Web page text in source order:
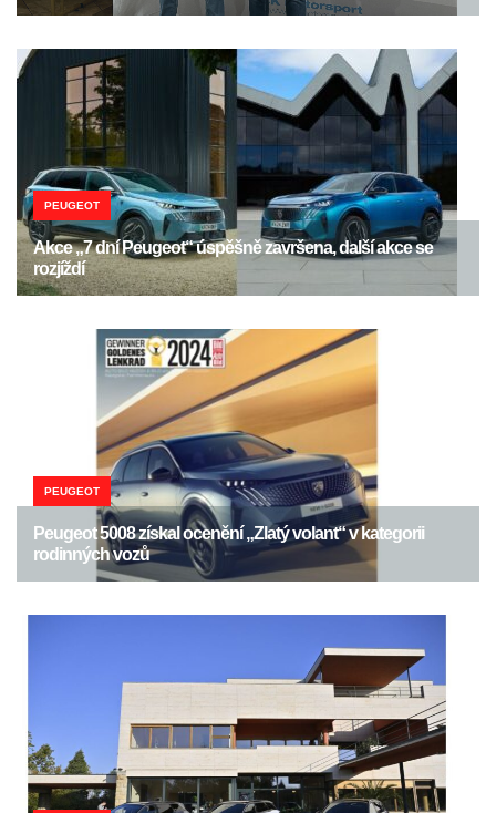
PEUGEOT
Akce „7 dní Peugeot“ úspěšně završena, další akce se
rozjíždí
PEUGEOT
Peugeot 5008 získal ocenění „Zlatý volant“ v kategorii
rodinných vozů